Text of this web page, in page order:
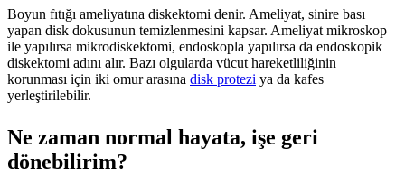
Boyun fıtığı ameliyatına diskektomi denir. Ameliyat, sinire bası
yapan disk dokusunun temizlenmesini kapsar. Ameliyat mikroskop
ile yapılırsa mikrodiskektomi, endoskopla yapılırsa da endoskopik
diskektomi adını alır. Bazı olgularda vücut hareketliliğinin
korunması için iki omur arasına disk protezi ya da kafes
yerleştirilebilir.
Ne zaman normal hayata, işe geri
dönebilirim?